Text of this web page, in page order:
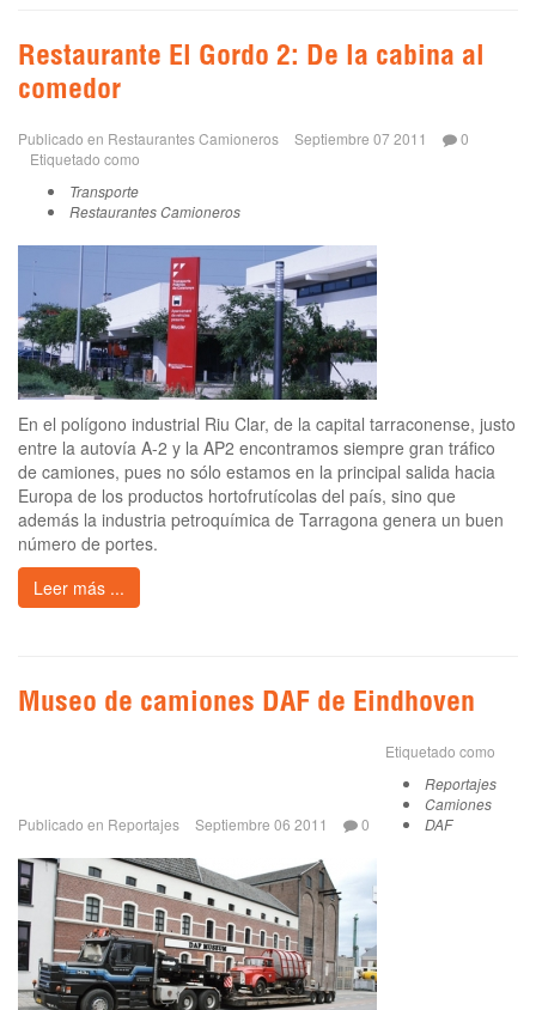
Restaurante El Gordo 2: De la cabina al
comedor
Publicado en Restaurantes Camioneros Septiembre 07 2011
0
Etiquetado como
Transporte
Restaurantes Camioneros
En el polígono industrial Riu Clar, de la capital tarraconense, justo
entre la autovía A-2 y la AP2 encontramos siempre gran tráfico
de camiones, pues no sólo estamos en la principal salida hacia
Europa de los productos hortofrutícolas del país, sino que
además la industria petroquímica de Tarragona genera un buen
número de portes.
Leer más ...
Museo de camiones DAF de Eindhoven
Publicado en Reportajes Septiembre 06 2011 0
Etiquetado como
Reportajes
Camiones
DAF